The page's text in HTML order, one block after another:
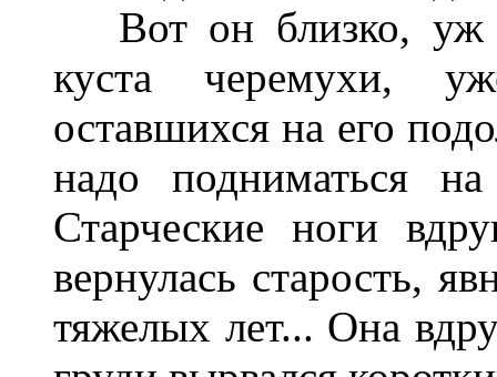
Вот он близко, уж
куста черемухи,
оставшихся на его
надо подниматься
Старческие ноги
вернулась старость,
тяжелых лет... Она